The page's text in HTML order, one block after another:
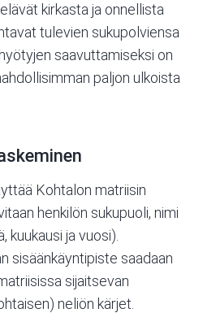
kirkasta ja onnellista
tulevien sukupolviensa
saavuttamiseksi on
paljon ulkoista
Kohtalon matriisin
henkilön sukupuoli, nimi
kuukausi ja vuosi).
sisäänkäyntipiste saadaan
sijaitsevan
neliön kärjet.